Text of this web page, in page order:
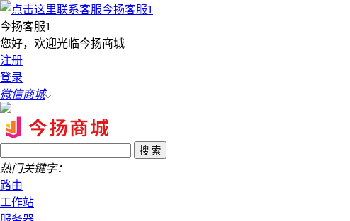
今扬客服1
您好，欢迎光临今扬商城
注册
登录
微信商城
热门关键字：
路由
工作站